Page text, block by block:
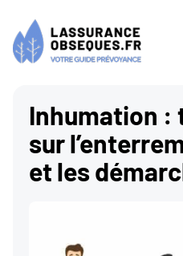
Inhumation :
sur
et les